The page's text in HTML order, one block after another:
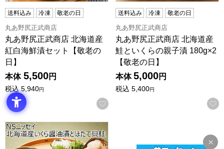
送料込み 冷凍 敬老の日
丸あ野尻正武商店
丸あ野尻正武商店 北海道産
紅白海鮮漬セット【敬老の
日】
本体 5,500円
税込 5,940円
お気に入りに登録する
送料込み 冷凍 敬老の日
丸あ野尻正武商店
丸あ野尻正武商店 北海道産
鮭といくらの親子漬 180g×2
【敬老の日】
本体 5,000円
税込 5,400円
NSニッセイ 北海道産いくら醤油漬とほたて貝柱【おいしい